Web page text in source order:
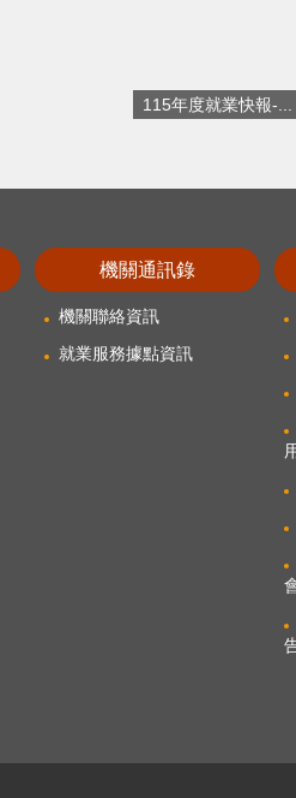
115年度就業快報-...
機關通訊錄
機關聯絡資訊
就業服務據點資訊